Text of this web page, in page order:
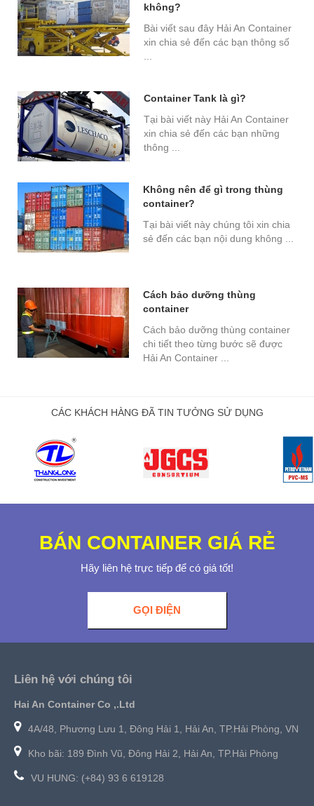
không?
Bài viết sau đây Hải An Container
xin chia sẻ đến các bạn thông số
Container Tank là gì?
Tại bài viết này Hải An Container
xin chia sẻ đến các bạn những
thông ...
Không nên để gì trong thùng
container?
Tại bài viết này chúng tôi xin chia
sẻ đến các bạn nội dung không ...
Cách bảo dưỡng thùng
container
Cách bảo dưỡng thùng container
chi tiết theo từng bước sẽ được
Hải An Container ...
CÁC KHÁCH HÀNG ĐÃ TIN TƯỞNG SỬ DỤNG
GỌI ĐIỆN
BÁN CONTAINER GIÁ RẺ
Hãy liên hệ trực tiếp để có giá tốt!
Liên hệ với chúng tôi
Hai An Container Co ,.Ltd
4A/48, Phương Lưu 1, Đông Hải 1, Hải An, TP.Hải Phòng, VN
Kho bãi: 189 Đình Vũ, Đông Hải 2, Hải An, TP.Hải Phòng
VU HUNG: (+84) 93 6 619128